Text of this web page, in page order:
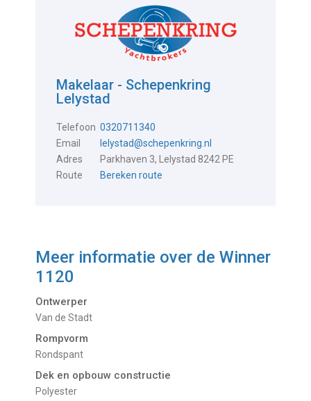
Makelaar - Schepenkring
Lelystad
Telefoon 0320711340
Email
lelystad@schepenkring.nl
Adres
Parkhaven 3, Lelystad 8242 PE
Route
Bereken route
Meer informatie over deWinner
1120
Ontwerper
Van de Stadt
Rompvorm
Rondspant
Dek en opbouw constructie
Polyester